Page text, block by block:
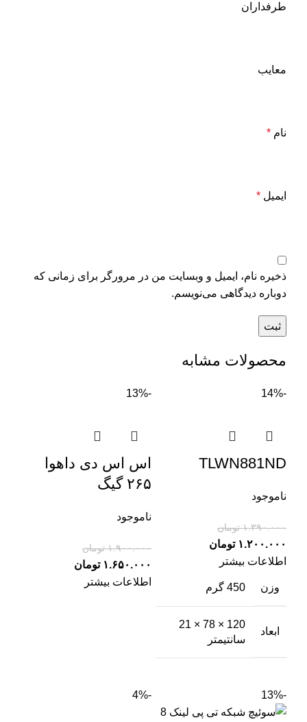
طرفداران
معایب
نام *
ایمیل *
ذخیره نام، ایمیل و وبسایت من در مرورگر برای زمانی که
دوباره دیدگاهی می‌نویسم.
محصولات مشابه
-14%
TLWN881ND
ناموجود
۱.۳۹۰.۰۰۰ تومان
۱.۲۰۰.۰۰۰ تومان
اطلاعات بیشتر
وزن 450 گرم
ابعاد
120 × 78 × 21
سانتیمتر
-13%
اس اس دی داهوا
۲۶۵ گیگ
ناموجود
۱.۹۰۰.۰۰۰ تومان
۱.۶۵۰.۰۰۰ تومان
اطلاعات بیشتر
-13%
-4%